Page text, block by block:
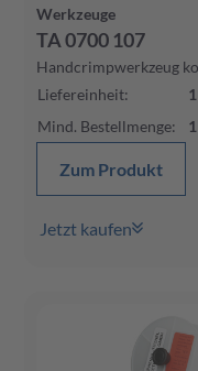
Werkzeuge
TA 0700 107
Handcrimpwerkzeug
Liefereinheit: 1
Mind. Bestellmenge: 1
Zum Produkt
Jetzt kaufen